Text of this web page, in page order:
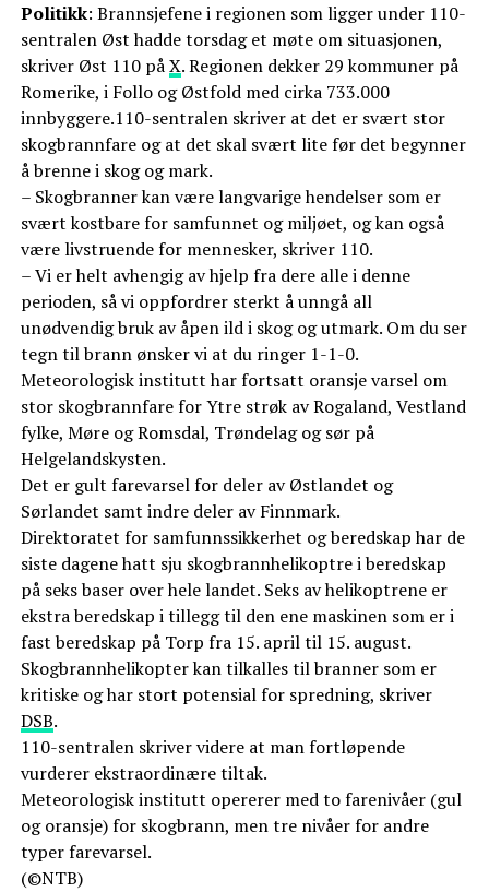
Politikk: Brannsjefene i regionen som ligger under 110-
sentralen Øst hadde torsdag et møte om situasjonen,
skriver Øst 110 påX. Regionen dekker 29 kommuner på
Romerike, i Follo og Østfold med cirka 733.000
innbyggere.110-sentralen skriver at det er svært stor
skogbrannfare og at det skal svært lite før det begynner
å brenne i skog og mark.
– Skogbranner kan være langvarige hendelser som er
svært kostbare for samfunnet og miljøet, og kan også
være livstruende for mennesker, skriver 110.
– Vi er helt avhengig av hjelp fra dere alle i denne
perioden, så vi oppfordrer sterkt å unngå all
unødvendig bruk av åpen ild i skog og utmark. Om du ser
tegn til brann ønsker vi at du ringer 1-1-0.
Meteorologisk institutt har fortsatt oransje varsel om
stor skogbrannfare for Ytre strøk av Rogaland, Vestland
fylke, Møre og Romsdal, Trøndelag og sør på
Helgelandskysten.
Det er gult farevarsel for deler av Østlandet og
Sørlandet samt indre deler av Finnmark.
Direktoratet for samfunnssikkerhet og beredskap har de
siste dagene hatt sju skogbrannhelikoptre i beredskap
på seks baser over hele landet. Seks av helikoptrene er
ekstra beredskap i tillegg til den ene maskinen som er i
fast beredskap på Torp fra 15. april til 15. august.
Skogbrannhelikopter kan tilkalles til branner som er
kritiske og har stort potensial for spredning, skriver
DSB.
110-sentralen skriver videre at man fortløpende
vurderer ekstraordinære tiltak.
Meteorologisk institutt opererer med to farenivåer (gul
og oransje) for skogbrann, men tre nivåer for andre
typer farevarsel.
(©NTB)